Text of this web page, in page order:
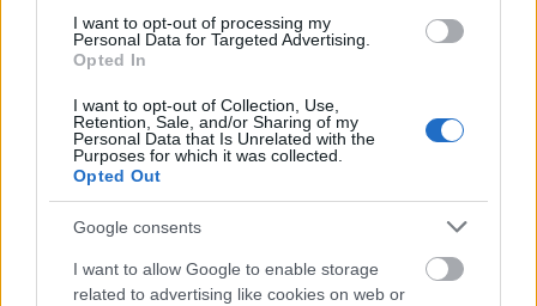
I want to opt-out of processing my
Personal Data for Targeted Advertising.
Opted In
I want to opt-out of Collection, Use,
Retention, Sale, and/or Sharing of my
Personal Data that Is Unrelated with the
Purposes for which it was collected.
Opted Out
Google consents
I want to allow Google to enable storage
related to advertising like cookies on web or
Nem fizet a PayPal egy tininek a
biztonsági rés feltárásáért
Megéri feltörni a Tresorit
“trezorját”
Pénzt érnek a Chromium OS hibái